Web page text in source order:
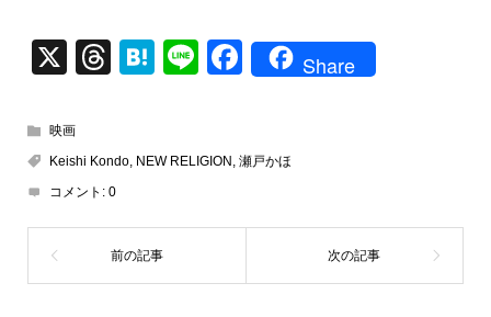
X
T
a
d
s
H
n
Li
F
e
o
Share
映画
Keishi Kondo, NEW RELIGION , 瀬戸かほ
コメント: 0